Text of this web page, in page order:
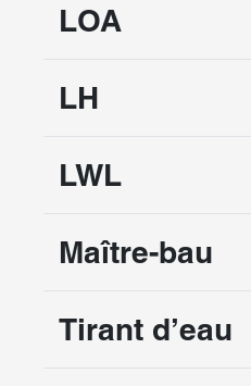
LOA
LH
LWL
Maître-bau
Tirant d’eau